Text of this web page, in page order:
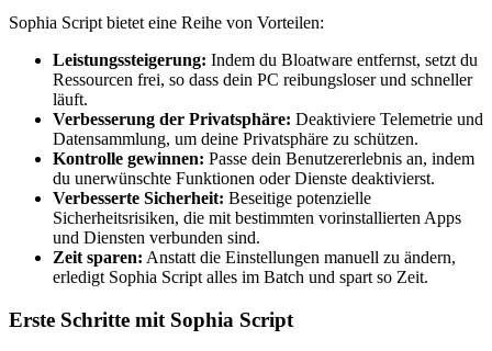
Sophia Script bietet eine Reihe von Vorteilen:
Leistungssteigerung: Indem du Bloatware entfernst, setzt du
Ressourcen frei, so dass dein PC reibungsloser und schneller
läuft.
Verbesserung der Privatsphäre: Deaktiviere Telemetrie und
Datensammlung, um deine Privatsphäre zu schützen.
Kontrolle gewinnen: Passe dein Benutzererlebnis an, indem
du unerwünschte Funktionen oder Dienste deaktivierst.
Verbesserte Sicherheit: Beseitige potenzielle
Sicherheitsrisiken, die mit bestimmten vorinstallierten Apps
und Diensten verbunden sind.
Zeit sparen: Anstatt die Einstellungen manuell zu ändern,
erledigt Sophia Script alles im Batch und spart so Zeit.
Erste Schritte mit Sophia Script